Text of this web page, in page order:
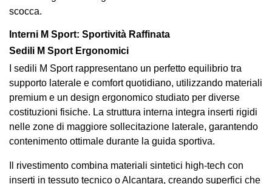
scocca.
Interni M Sport: Sportività Raffinata
Sedili M Sport Ergonomici
I sedili M Sport rappresentano un perfetto equilibrio tra
supporto laterale e comfort quotidiano, utilizzando materiali
premium e un design ergonomico studiato per diverse
costituzioni fisiche. La struttura interna integra inserti rigidi
nelle zone di maggiore sollecitazione laterale, garantendo
contenimento ottimale durante la guida sportiva.
Il rivestimento combina materiali sintetici high-tech con
inserti in tessuto tecnico o Alcantara, creando superfici che